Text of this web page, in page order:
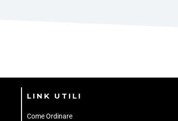
LINK UTILI
Come Ordinare